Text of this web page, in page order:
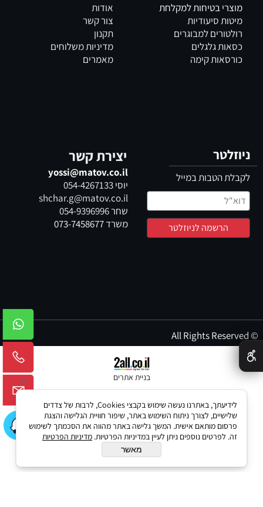
מוצרי בטיחות למקלחת
מיטות סיעודיות
רולטורים למבוגרים
כסאות גלגלים
כורסאות קימה
אודות
צור קשר
תקנון
מדיניות משלוחים
מאמרים
ניוזלטר
לקבלת הטבות במייל
יצירת קשר
yossi@matov.co.il
יוסי054-4267133
shchar.g@matov.co.il
שחר054-9396996
משרד073-7458677
© All Rights Reserved
בניית אתרים
✕
לידיעתך, באתרנו נעשה שימוש בקבצי Cookies, לרבות של צדדים
שלישיים, לצורך ניתוח השימוש באתר, שיפור חוויית הגלישה והצגת
פרסום מותאם אישית. המשך גלישה באתר מהווה את הסכמתך לשימוש
זה. לפרטים נוספים ניתן לעיין במדיניות הפרטיות. מדיניות הפרטיות
מאשר